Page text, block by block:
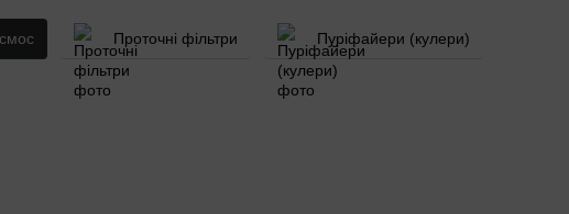
Проточні фільтри Пуріфайери (кулери)